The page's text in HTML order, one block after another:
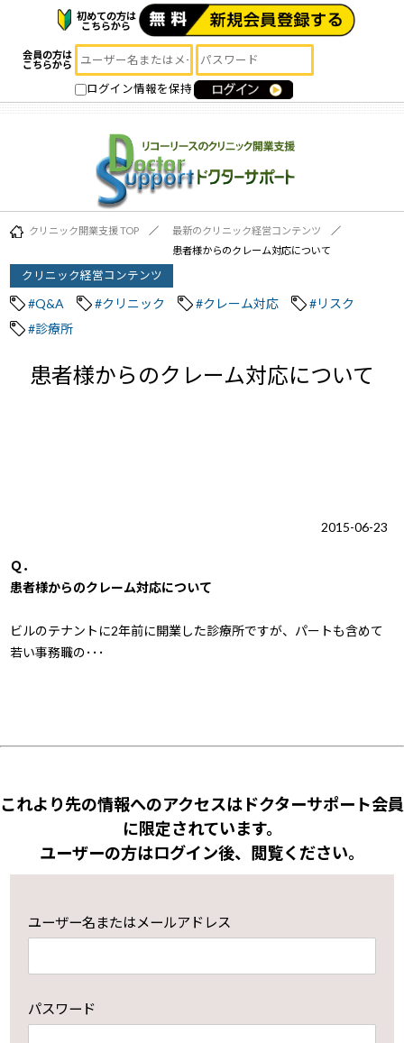
初めての方は
こちらから
会員の方は
こちらから
ログイン情報を保持
クリニック開業支援 TOP
最新のクリニック経営コンテンツ
患者様からのクレーム対応について
クリニック経営コンテンツ
#Q&A #クリニック #クレーム対応
#リスク
#診療所
患者様からのクレーム対応について
2015-06-23
Ｑ．
患者様からのクレーム対応について
ビルのテナントに2年前に開業した診療所ですが、パートも含めて
若い事務職の･･･
これより先の情報へのアクセスはドクターサポート会員
に限定されています。
ユーザーの方はログイン後、閲覧ください。
ユーザー名またはメールアドレス
パスワード